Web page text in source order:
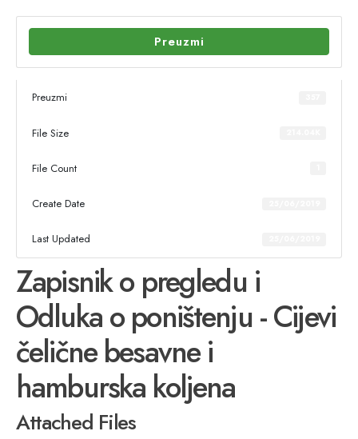
Preuzmi
Preuzmi
File Size
File Count
Create Date
Last Updated
Zapisnik o pregledu i
Odluka o poništenju - Cijevi
čelične besavne i
hamburska koljena
Attached Files